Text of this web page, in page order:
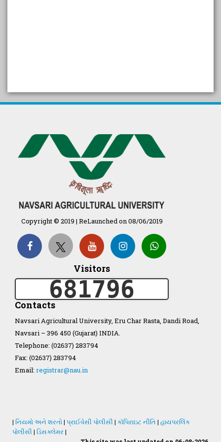
Arogya setu App information
in Gujarati
દેશી ગાય આધારિત પ્રાકૃતિક ખેતી
गुणवत्ता युक्त कृषि-शिक्षा एक पहल" - भारतीय
कृषि अनुसंधान परिषद की 25वीं अखिल
भारतीय कृषि प्रवेश परीक्षा 2020
Organization Structure
ખેડુત માર્ગદર્શિકા
Accreditation Certificate
Statastics
Copyright © 2019 | ReLaunched on 08/06/2019
Visitors
681796
Contacts
Navsari Agricultural University, Eru Char Rasta, Dandi Road,
Navsari – 396 450 (Gujarat) INDIA.
Telephone: (02637) 283794
Fax: (02637) 283794
Email: registrar@nau.in
| નિયમો અને શરતો| પ્રાઈવેસી પોલીસી | કૉપિરાઇટ નીતિ | હાયપરલિંક
પોલીસી | ડિસક્લેમર |